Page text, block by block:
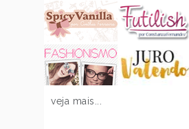
veja mais...